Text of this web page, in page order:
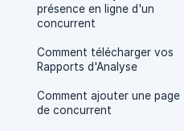
présence en ligne d'un
concurrent
Comment télécharger vos
Rapports d'Analyse
Comment ajouter une page
de concurrent